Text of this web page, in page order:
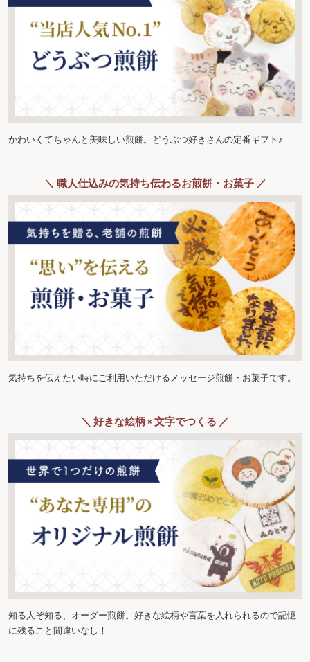
かわいくてちゃんと美味しい煎餅。どうぶつ好きさんの定番ギフト♪
＼ 職人仕込みの気持ち伝わるお煎餅・お菓子 ／
気持ちを伝えたい時にご利用いただけるメッセージ煎餅・お菓子です。
＼ 好きな絵柄 × 文字でつくる ／
知る人ぞ知る、オーダー煎餅。好きな絵柄や言葉を入れられるので記憶
に残ること間違いなし！